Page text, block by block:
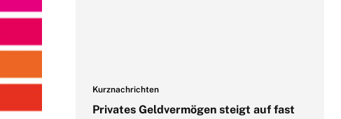
Kurznachrichten
Privates Geldvermögen steigt auf fast